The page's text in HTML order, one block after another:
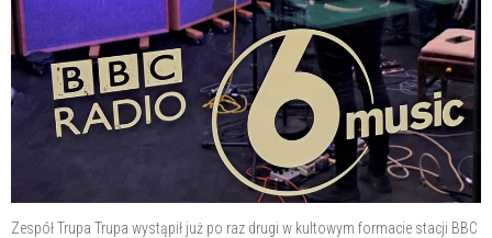
Zespół Trupa Trupa wystąpił już po raz drugi w kultowym formacie stacji BBC